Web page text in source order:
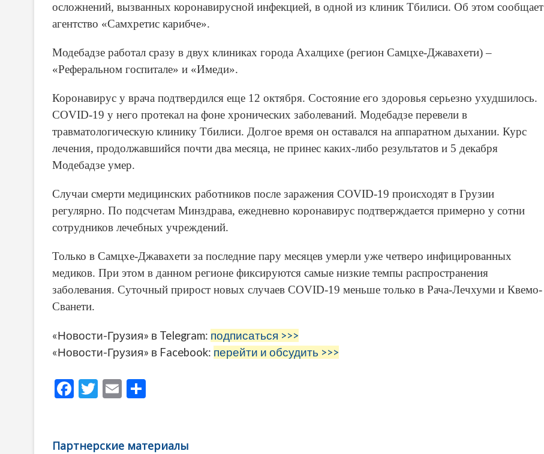
осложнений, вызванных коронавирусной инфекцией, в одной из клиник Тбилиси. Об этом сообщает
агентство «Самхретис карибче».
Модебадзе работал сразу в двух клиниках города Ахалцихе (регион Самцхе-Джавахети) –
«Реферальном госпитале» и «Имеди».
Коронавирус у врача подтвердился еще 12 октября. Состояние его здоровья серьезно ухудшилось.
COVID-19 у него протекал на фоне хронических заболеваний. Модебадзе перевели в
травматологическую клинику Тбилиси. Долгое время он оставался на аппаратном дыхании. Курс
лечения, продолжавшийся почти два месяца, не принес каких-либо результатов и 5 декабря
Модебадзе умер.
Случаи смерти медицинских работников после заражения COVID-19 происходят в Грузии
регулярно. По подсчетам Минздрава, ежедневно коронавирус подтверждается примерно у сотни
сотрудников лечебных учреждений.
Только в Самцхе-Джавахети за последние пару месяцев умерли уже четверо инфицированных
медиков. При этом в данном регионе фиксируются самые низкие темпы распространения
заболевания. Суточный прирост новых случаев COVID-19 меньше только в Рача-Лечхуми и Квемо-
Сванети.
«Новости-Грузия» в Telegram: подписаться >>>
«Новости-Грузия» в Facebook: перейти и обсудить >>>
F
b
T
er
E
l
а
Партнерские материалы